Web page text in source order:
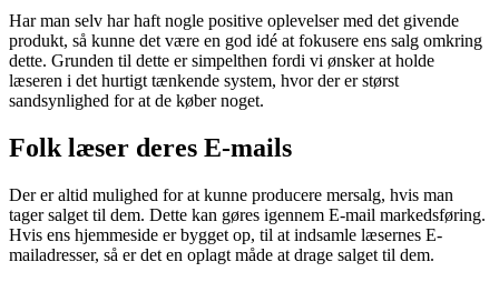
Har man selv har haft nogle positive oplevelser med det givende
produkt, så kunne det være en god idé at fokusere ens salg omkring
dette. Grunden til dette er simpelthen fordi vi ønsker at holde
læseren i det hurtigt tænkende system, hvor der er størst
sandsynlighed for at de køber noget.
Folk læser deres E-mails
Der er altid mulighed for at kunne producere mersalg, hvis man
tager salget til dem. Dette kan gøres igennem E-mail markedsføring.
Hvis ens hjemmeside er bygget op, til at indsamle læsernes E-
mailadresser, så er det en oplagt måde at drage salget til dem.